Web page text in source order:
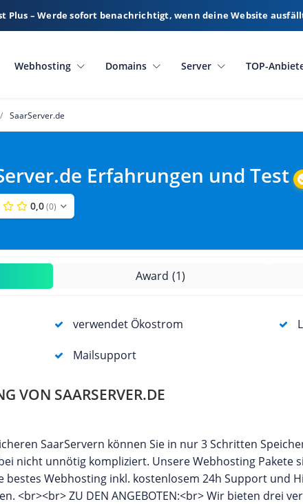
Plus – Werde sofort benachrichtigt, wenn deine Website
Webhosting Domains Server TOP-
SaarServer.de
Erfahrungen und Test
0,0 (0)
Award (1)
verwendet Ökostrom
Mailsupport
VON SAARSERVER.DE
SaarServern können Sie in nur 3 Schritten
nicht unnötig kompliziert. Unsere Webhosting
bestes Webhosting inkl. kostenlosem 24h Support und
<br><br> ZU DEN ANGEBOTEN:<br> Wir bieten drei